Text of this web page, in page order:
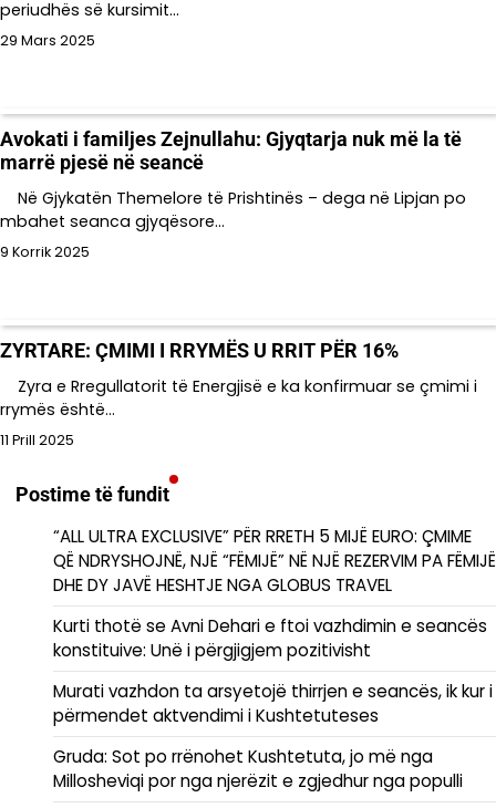
periudhës së kursimit…
29 Mars 2025
Avokati i familjes Zejnullahu: Gjyqtarja nuk më la të
marrë pjesë në seancë
Në Gjykatën Themelore të Prishtinës – dega në Lipjan po
mbahet seanca gjyqësore…
9 Korrik 2025
ZYRTARE: ÇMIMI I RRYMËS U RRIT PËR 16%
Zyra e Rregullatorit të Energjisë e ka konfirmuar se çmimi i
rrymës është…
11 Prill 2025
Postime të fundit
“ALL ULTRA EXCLUSIVE” PËR RRETH 5 MIJË EURO: ÇMIME
QË NDRYSHOJNË, NJË “FËMIJË” NË NJË REZERVIM PA FËMIJË
DHE DY JAVË HESHTJE NGA GLOBUS TRAVEL
Kurti thotë se Avni Dehari e ftoi vazhdimin e seancës
konstituive: Unë i përgjigjem pozitivisht
Murati vazhdon ta arsyetojë thirrjen e seancës, ik kur i
përmendet aktvendimi i Kushtetuteses
Gruda: Sot po rrënohet Kushtetuta, jo më nga
Millosheviqi por nga njerëzit e zgjedhur nga populli